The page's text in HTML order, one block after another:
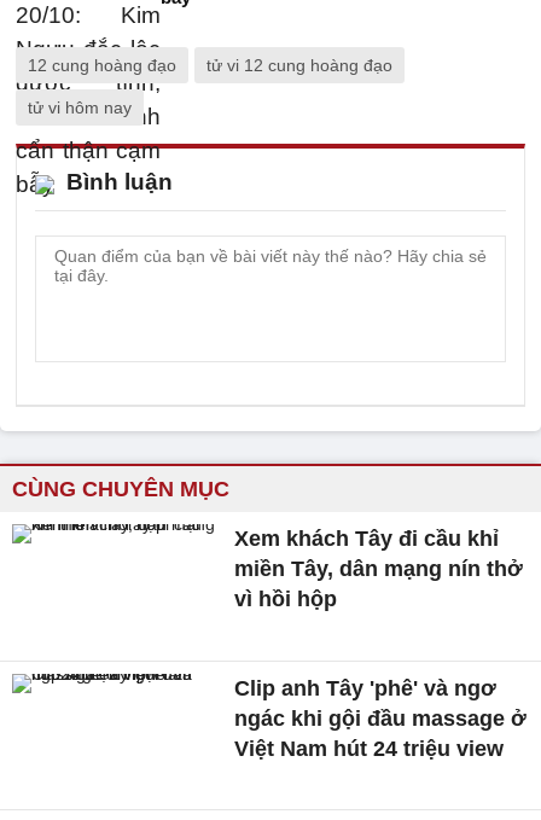
12 cung hoàng đạo tử vi 12 cung hoàng đạo
tử vi hôm nay
Bình luận
CÙNG CHUYÊN MỤC
Xem khách Tây đi cầu khỉ
miền Tây, dân mạng nín thở
vì hồi hộp
Clip anh Tây 'phê' và ngơ
ngác khi gội đầu massage ở
Việt Nam hút 24 triệu view